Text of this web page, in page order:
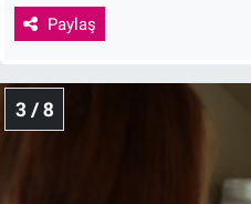
Paylaş
3 / 8